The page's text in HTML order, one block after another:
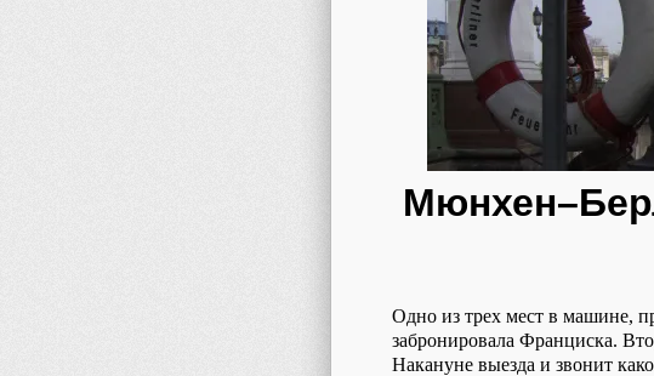
Одно из трех мест в машине,
забронировала Франциска.
Накануне выезда и звонит